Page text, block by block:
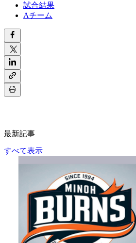
試合結果
Aチーム
最新記事
すべて表示